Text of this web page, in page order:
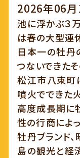
2026年06
池に浮かぶ３
は春の大型連
日本一の牡丹
つないできた
松江市八束町
噴火でできた
高度成長期に
性の行商によ
牡丹ブランド
島の観光と経